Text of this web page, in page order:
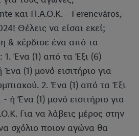
και Π.Α.Ο.Κ. - Ferencváros,
Θέλεις να είσαι εκεί;
& κέρδισε ένα από τα
Ένα (1) από τα Έξι (6)
Ένα (1) μονό εισιτήριο για
2. Ένα (1) από τα Έξι
- ή Ένα (1) μονό εισιτήριο για
Για να λάβεις μέρος στην
σχόλιο ποιον αγώνα θα